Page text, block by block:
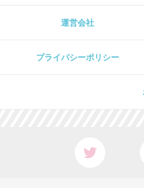
運営会社
プライパシーポリシー